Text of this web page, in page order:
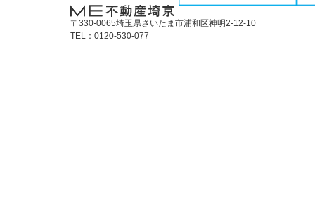
〒330-0065埼玉県さいたま市浦和区神明2-12-10
TEL：0120-530-077